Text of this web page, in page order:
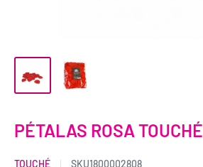
PÉTALAS ROSA TOUCHÉ
TOUCHÉ SKU1800002808